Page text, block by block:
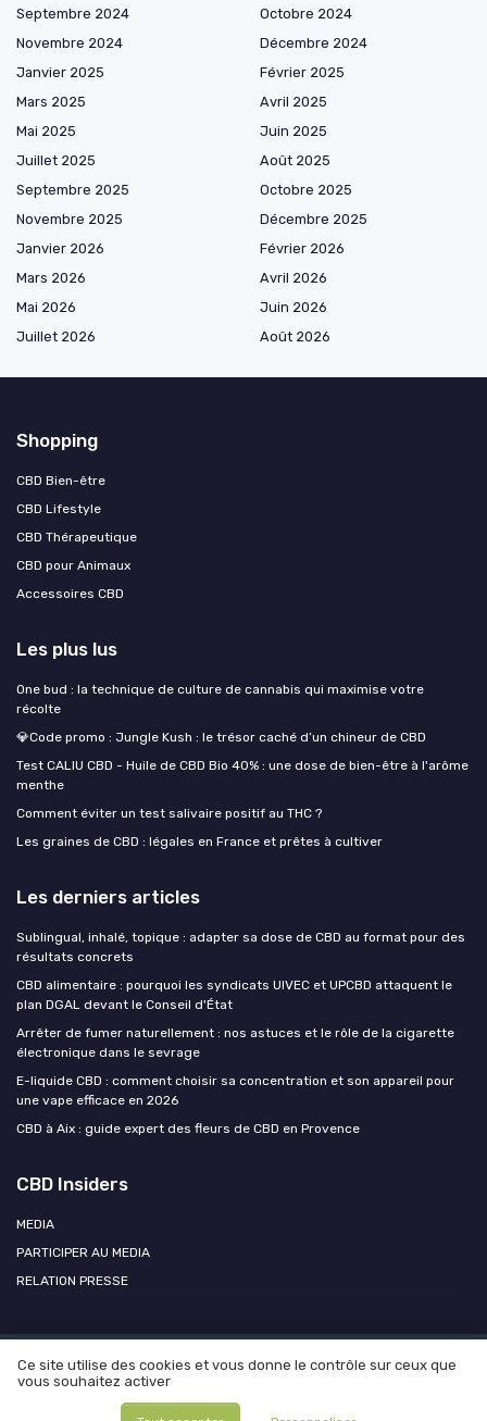
Septembre 2024
Octobre 2024
Novembre 2024
Décembre 2024
Janvier 2025
Février 2025
Mars 2025
Avril 2025
Mai 2025
Juin 2025
Juillet 2025
Août 2025
Septembre 2025
Octobre 2025
Novembre 2025
Décembre 2025
Janvier 2026
Février 2026
Mars 2026
Avril 2026
Mai 2026
Juin 2026
Juillet 2026
Août 2026
Shopping
CBD Bien-être
CBD Lifestyle
CBD Thérapeutique
CBD pour Animaux
Accessoires CBD
Les plus lus
One bud : la technique de culture de cannabis qui maximise votre
récolte
💎Code promo : Jungle Kush : le trésor caché d’un chineur de CBD
Test CALIU CBD - Huile de CBD Bio 40% : une dose de bien-être à l'arôme
menthe
Comment éviter un test salivaire positif au THC ?
Les graines de CBD : légales en France et prêtes à cultiver
Les derniers articles
Sublingual, inhalé, topique : adapter sa dose de CBD au format pour des
résultats concrets
CBD alimentaire : pourquoi les syndicats UIVEC et UPCBD attaquent le
plan DGAL devant le Conseil d'État
Arrêter de fumer naturellement : nos astuces et le rôle de la cigarette
électronique dans le sevrage
E-liquide CBD : comment choisir sa concentration et son appareil pour
une vape efficace en 2026
CBD à Aix : guide expert des fleurs de CBD en Provence
CBD Insiders
MEDIA
PARTICIPER AU MEDIA
RELATION PRESSE
Mentions légales Politique de confidentialité
Participer au
média ?
© CBD Insiders 2026
Ce site utilise des cookies et vous donne le contrôle sur ceux que
vous souhaitez activer